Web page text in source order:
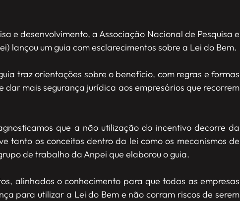
e desenvolvimento, a Associação Nacional de Pesquisa e
lançou um guia com esclarecimentos sobre a Lei do Bem.
traz orientações sobre o benefício, com regras e formas
mais segurança jurídica aos empresários que recorrem
que a não utilização do incentivo decorre da
tanto os conceitos dentro da lei como os mecanismos de
de trabalho da Anpei que elaborou o guia.
alinhados o conhecimento para que todas as empresas
para utilizar a Lei do Bem e não corram riscos de serem